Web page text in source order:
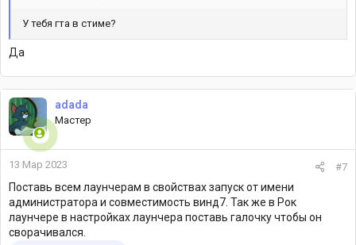
У тебя гта в стиме?
Да
adada
Мастер
13 Мар 2023 #7
Поставь всем лаунчерам в свойствах запуск от имени
администратора и совместимость винд7. Так же в Рок
лаунчере в настройках лаунчера поставь галочку чтобы он
сворачивался.